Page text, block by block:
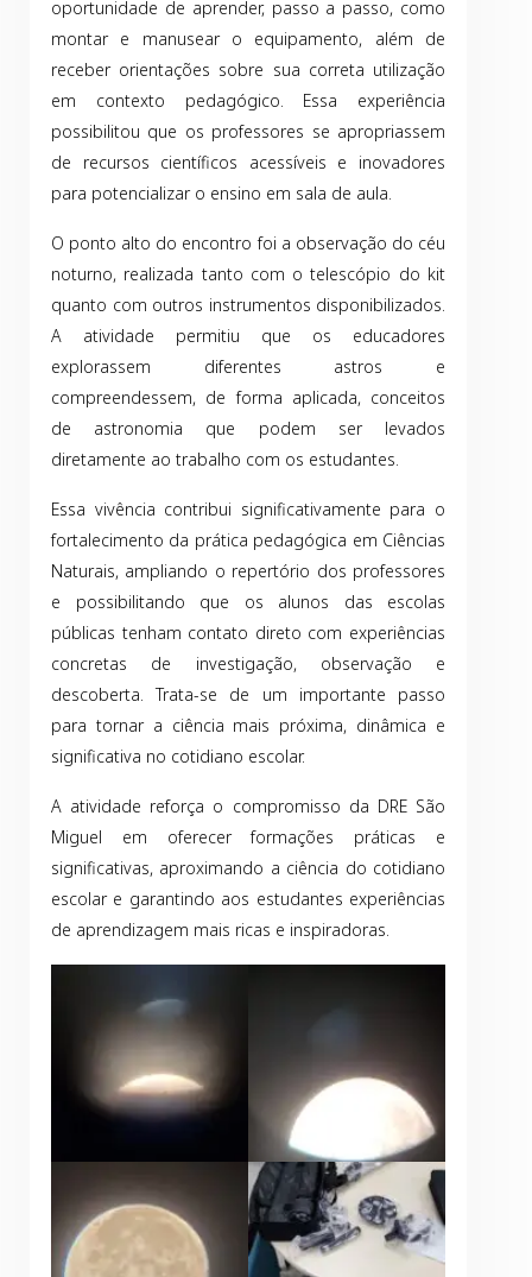
oportunidade de aprender, passo a passo, como
montar e manusear o equipamento, além de
receber orientações sobre sua correta utilização
em contexto pedagógico. Essa experiência
possibilitou que os professores se apropriassem
de recursos científicos acessíveis e inovadores
para potencializar o ensino em sala de aula.
O ponto alto do encontro foi a observação do céu
noturno, realizada tanto com o telescópio do kit
quanto com outros instrumentos disponibilizados.
A atividade permitiu que os educadores
explorassem diferentes astros e
compreendessem, de forma aplicada, conceitos
de astronomia que podem ser levados
diretamente ao trabalho com os estudantes.
Essa vivência contribui significativamente para o
fortalecimento da prática pedagógica em Ciências
Naturais, ampliando o repertório dos professores
e possibilitando que os alunos das escolas
públicas tenham contato direto com experiências
concretas de investigação, observação e
descoberta. Trata-se de um importante passo
para tornar a ciência mais próxima, dinâmica e
significativa no cotidiano escolar.
A atividade reforça o compromisso da DRE São
Miguel em oferecer formações práticas e
significativas, aproximando a ciência do cotidiano
escolar e garantindo aos estudantes experiências
de aprendizagem mais ricas e inspiradoras.